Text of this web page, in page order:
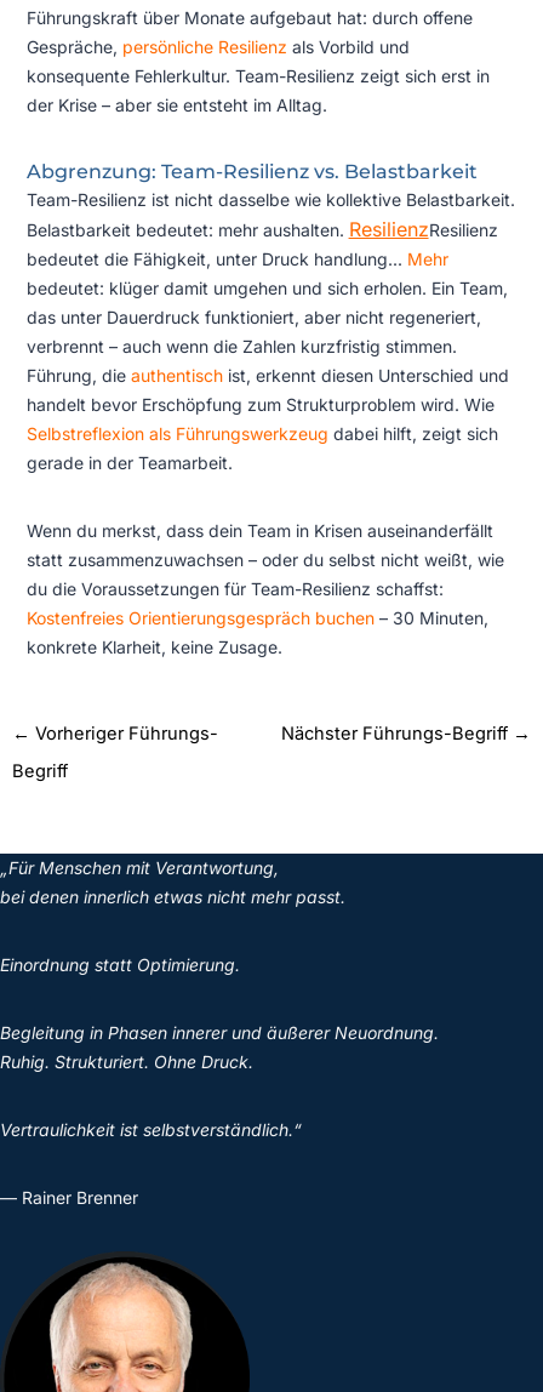
Führungskraft über Monate aufgebaut hat: durch offene
Gespräche, persönliche Resilienz als Vorbild und
konsequente Fehlerkultur. Team-Resilienz zeigt sich erst in
der Krise – aber sie entsteht im Alltag.
Abgrenzung: Team-Resilienz vs. Belastbarkeit
Team-Resilienz ist nicht dasselbe wie kollektive Belastbarkeit.
Belastbarkeit bedeutet: mehr aushalten. ResilienzResilienz
bedeutet die Fähigkeit, unter Druck handlung... Mehr
bedeutet: klüger damit umgehen und sich erholen. Ein Team,
das unter Dauerdruck funktioniert, aber nicht regeneriert,
verbrennt – auch wenn die Zahlen kurzfristig stimmen.
Führung, die authentischist, erkennt diesen Unterschied und
handelt bevor Erschöpfung zum Strukturproblem wird. Wie
Selbstreflexion als Führungswerkzeug dabei hilft, zeigt sich
gerade in der Teamarbeit.
Wenn du merkst, dass dein Team in Krisen auseinanderfällt
statt zusammenzuwachsen – oder du selbst nicht weißt, wie
du die Voraussetzungen für Team-Resilienz schaffst:
Kostenfreies Orientierungsgespräch buchen– 30 Minuten,
konkrete Klarheit, keine Zusage.
← Vorheriger Führungs-
Begriff
Nächster Führungs-Begriff →
„Für Menschen mit Verantwortung,
bei denen innerlich etwas nicht mehr passt.
Einordnung statt Optimierung.
Begleitung in Phasen innerer und äußerer Neuordnung.
Ruhig. Strukturiert. Ohne Druck.
Vertraulichkeit ist selbstverständlich.“
— Rainer Brenner